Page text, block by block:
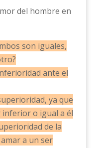
del hombre en
son iguales,
ante el
ya que
o igual a él
de la
a un ser